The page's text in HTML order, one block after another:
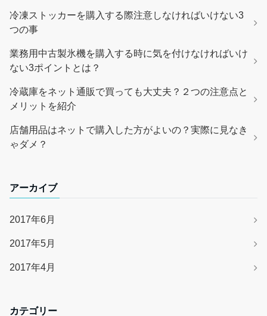
冷凍ストッカーを購入する際注意しなければいけない3
つの事
業務用中古製氷機を購入する時に気を付けなければいけ
ない3ポイントとは？
冷蔵庫をネット通販で買っても大丈夫？２つの注意点と
メリットを紹介
店舗用品はネットで購入した方がよいの？実際に見なき
ゃダメ？
アーカイブ
2017年6月
2017年5月
2017年4月
カテゴリー